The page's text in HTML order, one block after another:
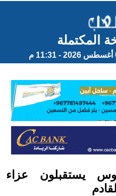
المكتملة
يستقبلون عزاء